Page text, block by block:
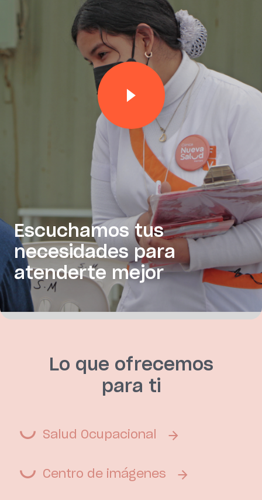
Escuchamos tus
necesidades para
atenderte mejor
Lo que ofrecemos
para ti
Salud Ocupacional
Centro de imágenes